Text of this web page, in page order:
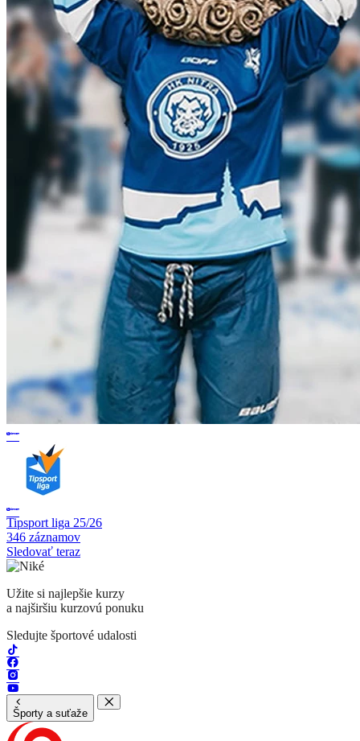
Tipsport liga 25/26
346 záznamov
Sledovať teraz
Užite si najlepšie kurzy
a najširšiu kurzovú ponuku
Sledujte športové udalosti
Športy a suťaže